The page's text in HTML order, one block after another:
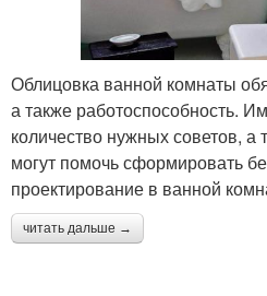
Облицовка ванной комнаты
а также работоспособность.
количество нужных советов,
могут помочь сформировать
проектирование в ванной
читать дальше →